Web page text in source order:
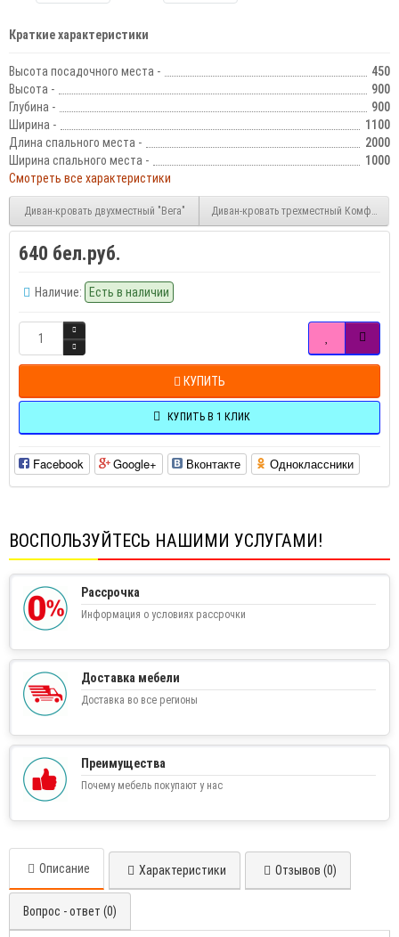
Краткие характеристики
Высота посадочного места -
450
Высота -
900
Глубина -
900
Ширина -
1100
Длина спального места -
2000
Ширина спального места -
1000
Смотреть все характеристики
Диван-кровать двухместный "Вега" Диван-кровать трехместный Комфорт
640 бел.руб.
Наличие: Есть в наличии
КУПИТЬ
КУПИТЬ В 1 КЛИК
Facebook Google+ Вконтакте Одноклассники
ВОСПОЛЬЗУЙТЕСЬ НАШИМИ УСЛУГАМИ!
Рассрочка
Информация о условиях рассрочки
Доставка мебели
Доставка во все регионы
Преимущества
Почему мебель покупают у нас
Описание Характеристики Отзывов (0)
Вопрос - ответ (0)